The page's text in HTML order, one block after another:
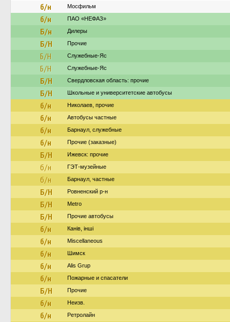
б/н Мосфильм
б/н ПАО «НЕФАЗ»
Б/н Дилеры
Б/Н Прочие
Б/Н Служебные-Яс
Б/Н Служебные-Яс
Б/Н Свердловская область: прочие
Б/Н Школьные и университетские автобусы
б/н Николаев, прочие
б/н Автобусы частные
б/н Барнаул, служебные
б/н Прочие (заказные)
Б/Н Ижевск: прочие
б/н ГЭТ-музейные
б/н Барнаул, частные
Б/Н Ровненский р-н
Б/Н Metro
Б/Н Прочие автобусы
б/н Канів, інші
б/н Miscellaneous
б/н Шимск
б/н Alis Grup
б/н Пожарные и спасатели
Б/Н Прочие
б/н Неизв.
б/н Ретролайн